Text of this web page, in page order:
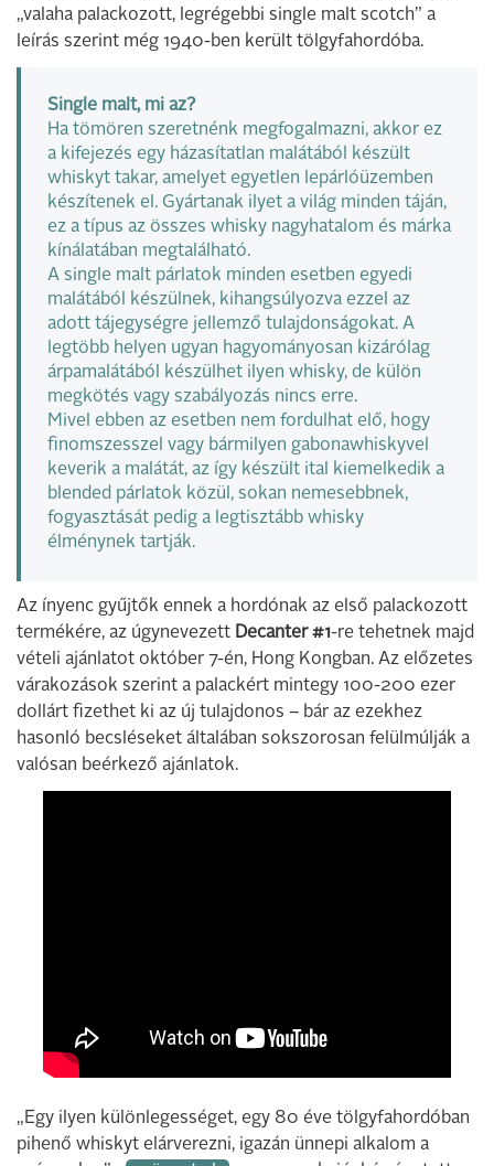
„valaha palackozott, legrégebbi single malt scotch” a
leírás szerint még 1940-ben került tölgyfahordóba.
Single malt, mi az?
Ha tömören szeretnénk megfogalmazni, akkor ez
a kifejezés egy házasítatlan malátából készült
whiskyt takar, amelyet egyetlen lepárlóüzemben
készítenek el. Gyártanak ilyet a világ minden táján,
ez a típus az összes whisky nagyhatalom és márka
kínálatában megtalálható.
A single malt párlatok minden esetben egyedi
malátából készülnek, kihangsúlyozva ezzel az
adott tájegységre jellemző tulajdonságokat. A
legtöbb helyen ugyan hagyományosan kizárólag
árpamalátából készülhet ilyen whisky, de külön
megkötés vagy szabályozás nincs erre.
Mivel ebben az esetben nem fordulhat elő, hogy
finomszesszel vagy bármilyen gabonawhiskyvel
keverik a malátát, az így készült ital kiemelkedik a
blended párlatok közül, sokan nemesebbnek,
fogyasztását pedig a legtisztább whisky
élménynek tartják.
Az ínyenc gyűjtők ennek a hordónak az első palackozott
termékére, az úgynevezett Decanter #1-re tehetnek majd
vételi ajánlatot október 7-én, Hong Kongban. Az előzetes
várakozások szerint a palackért mintegy 100-200 ezer
dollárt fizethet ki az új tulajdonos – bár az ezekhez
hasonló becsléseket általában sokszorosan felülmúlják a
valósan beérkező ajánlatok.
„Egy ilyen különlegességet, egy 80 éve tölgyfahordóban
pihenő whiskyt elárverezni, igazán ünnepi alkalom a